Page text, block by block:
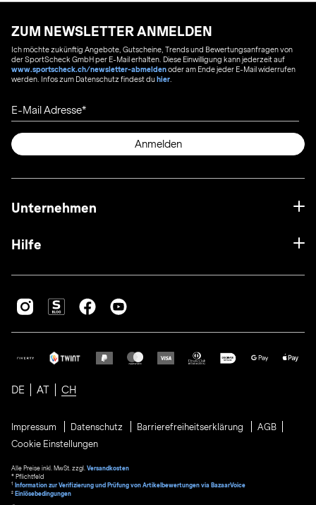
ZUM NEWSLETTER ANMELDEN
Ich möchte zukünftig Angebote, Gutscheine, Trends und Bewertungsanfragen von
der SportScheck GmbH per E-Mail erhalten. Diese Einwilligung kann jederzeit auf
www.sportscheck.ch/newsletter-abmeldenoder am Ende jeder E-Mail widerrufen
werden. Infos zum Datenschutz findest duhier
E-Mail Adresse
Anmelden
Unternehmen
Hilfe
DE AT CH
Impressum Datenschutz Barrierefreiheitserklärung
AGB
Cookie Einstellungen
Alle Preise inkl. MwSt. zzgl. Versandkosten
* Pflichtfeld
1
Information zur Verifizierung und Prüfung von Artikelbewertungen via BazaarVoice
² Einlösebedingungen